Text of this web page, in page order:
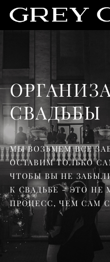
СВАДЬБЫ
МЫ ВОЗЬМЕМ ВСЕ
ОСТАВИМ ТОЛЬКО
ЧТОБЫВЫ НЕ
К СВАДЬБЕ - ЭТО НЕ
ПРОЦЕСС, ЧЕМ САМ